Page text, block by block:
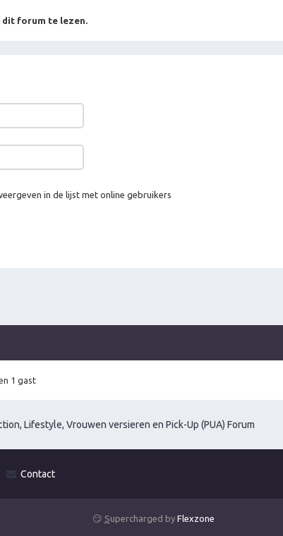
dit forum te lezen.
in de lijst met online gebruikers
1 gast
Lifestyle, Vrouwen versieren en Pick-Up (PUA) Forum
Contact
😏 Supercharged by Flexzone